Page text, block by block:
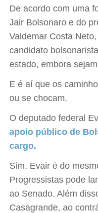
De acordo com uma
Jair Bolsonaro e do
Valdemar Costa
candidato
estado, embora
E é aí que os
ou se chocam.
O deputado federal
apoio público de
cargo.
Sim, Evair é do
Progressistas pode
ao Senado. Além
Casagrande, ao